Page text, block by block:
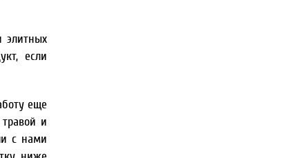
элитных
если
еще
и
с нами